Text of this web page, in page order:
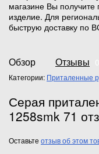
магазине Вы
изделие. Для
быструю доставку по
Обзор Отзывы
Категории: Приталенные
Серая
1258smk 71
Оставьте отзыв об этом